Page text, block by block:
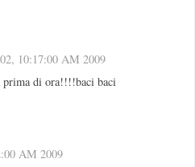
10:17:00 AM 2009
prima di ora!!!!baci baci
AM 2009